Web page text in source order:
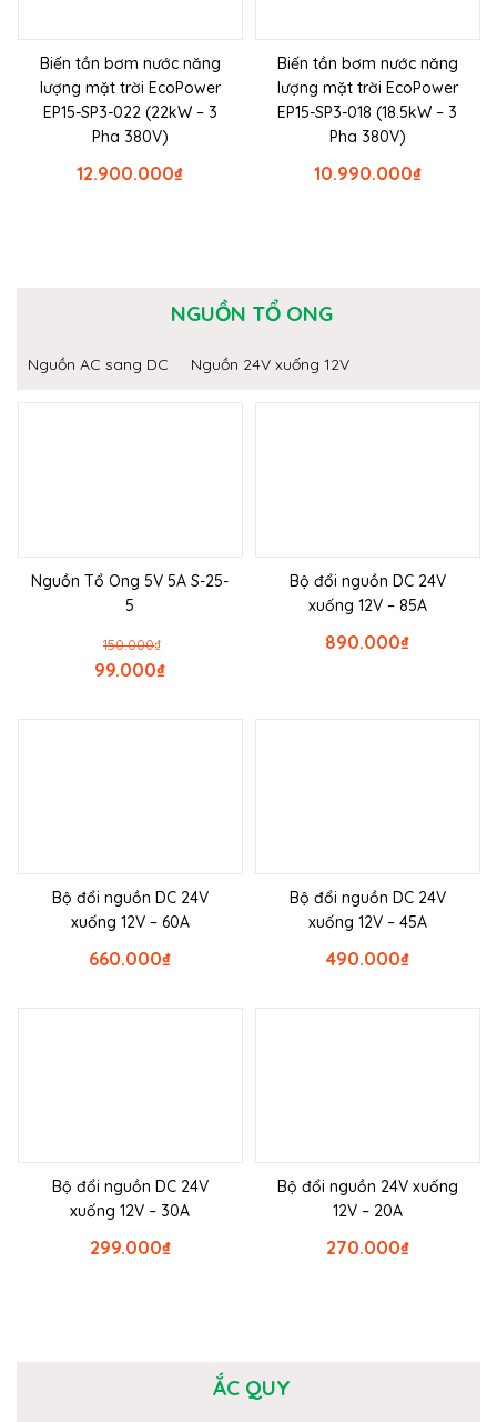
Biến tần bơm nước năng
lượng mặt trời EcoPower
EP15-SP3-022 (22kW – 3
Pha 380V)
₫
12.900.000
Biến tần bơm nước năng
lượng mặt trời EcoPower
EP15-SP3-018 (18.5kW – 3
Pha 380V)
₫
10.990.000
NGUỒN TỔ ONG
Nguồn AC sang DC Nguồn 24V xuống 12V
Nguồn Tổ Ong 5V 5A S-25-
5
₫
150.000
₫
99.000
Bộ đổi nguồn DC 24V
xuống 12V – 85A
₫
890.000
Bộ đổi nguồn DC 24V
xuống 12V – 60A
₫
660.000
Bộ đổi nguồn DC 24V
xuống 12V – 45A
₫
490.000
Bộ đổi nguồn DC 24V
xuống 12V – 30A
₫
299.000
Bộ đổi nguồn 24V xuống
12V – 20A
₫
270.000
ẮC QUY